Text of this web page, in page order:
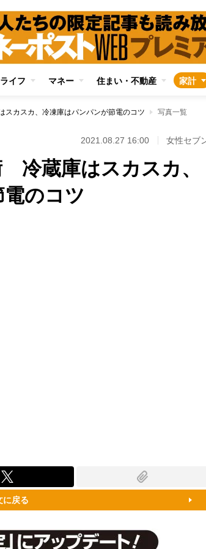
ライフ マネー 住まい・不動産 家計
カスカ、冷凍庫はパンパンが節電のコツ 写真一覧
2021.08.27 16:00 女性セブ
冷蔵庫はスカスカ、
のコツ
に戻る